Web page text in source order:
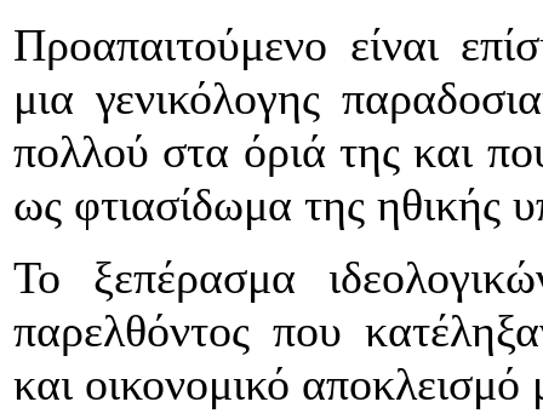
Προαπαιτούμενο είναι
μια γενικόλογης
πολλού στα όριά της και
ως φτιασίδωμα της ηθικής
Το ξεπέρασμα
παρελθόντος που
και οικονομικό